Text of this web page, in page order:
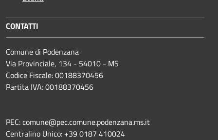
CONTATTI
Comune di Podenzana
Via Provinciale, 134 - 54010 - MS
Codice Fiscale: 00188370456
Partita IVA: 00188370456
PEC: comune@pec.comune.podenzana.ms.it
Centralino Unico: +39 0187 410024